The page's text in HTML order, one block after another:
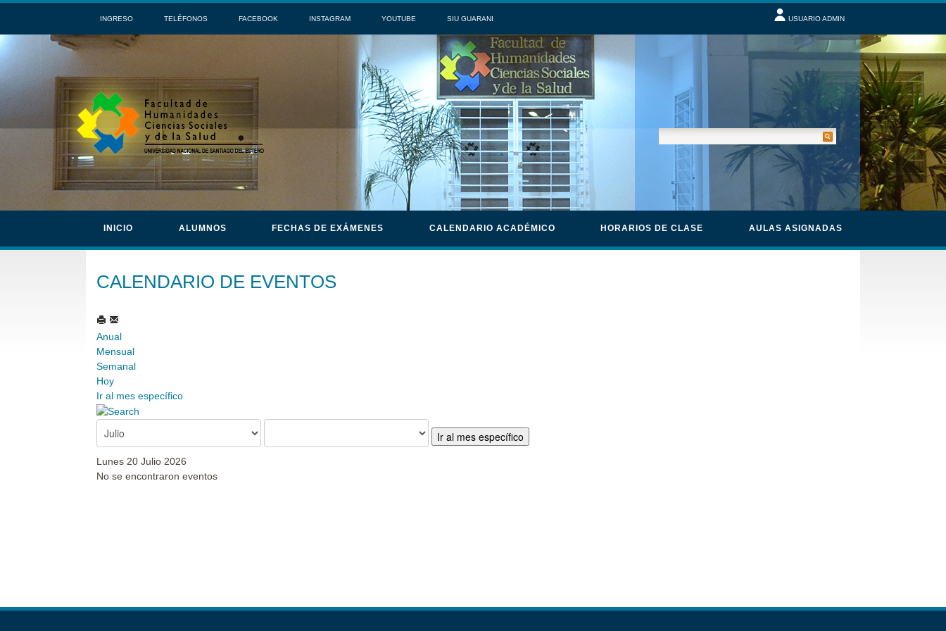
INGRESO TELÉFONOS FACEBOOK INSTAGRAM YOUTUBE SIU GUARANI USUARIO ADMIN
INICIO ALUMNOS FECHAS DE EXÁMENES CALENDARIO ACADÉMICO HORARIOS DE CLASE AULAS ASIGNADAS
CALENDARIO DE EVENTOS
Anual
Mensual
Semanal
Hoy
Ir al mes específico
Ir al mes específico
Lunes 20 Julio 2026
No se encontraron eventos